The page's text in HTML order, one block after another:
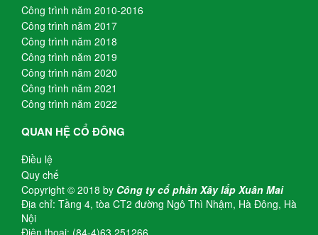
Công trình năm 2010-2016
Công trình năm 2017
Công trình năm 2018
Công trình năm 2019
Công trình năm 2020
Công trình năm 2021
Công trình năm 2022
QUAN HỆ CỔ ĐÔNG
Điều lệ
Quy chế
Copyright © 2018 by Công ty cổ phần Xây lắp Xuân Mai
Địa chỉ: Tầng 4, tòa CT2 đường Ngô Thì Nhậm, Hà Đông, Hà
Nội
Điện thoại: (84-4)63 251266